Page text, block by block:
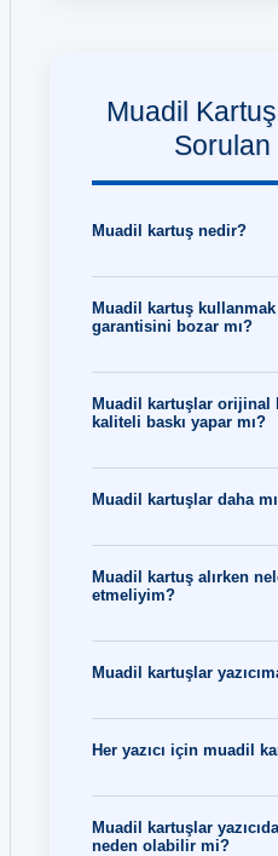
Muadil
Muadil kartuş nedir?
Muadil kartuş kullanmak
garantisini bozar mı?
Muadil kartuşlar orijinal
kaliteli baskı yapar mı?
Muadil kartuşlar daha
Muadil kartuş alırken
etmeliyim?
Muadil kartuşlar
Her yazıcı için muadil
Muadil kartuşlar
neden olabilir mi?